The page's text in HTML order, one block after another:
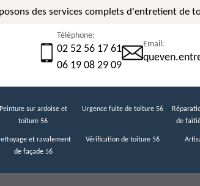
des services complets d'entretient de
Téléphone:
02 52 56 17 61
06 19 08 29 09
Email:
Peinture sur ardoise et
toiture 56
Urgence fuite de toiture 56
de
et ravalement
de façade 56
Vérification de toiture 56